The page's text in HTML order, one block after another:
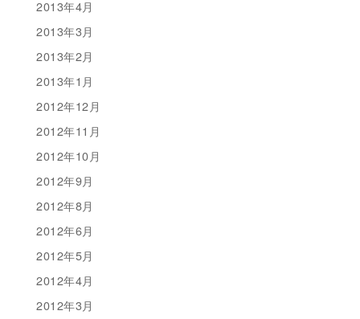
2013年4月
2013年3月
2013年2月
2013年1月
2012年12月
2012年11月
2012年10月
2012年9月
2012年8月
2012年6月
2012年5月
2012年4月
2012年3月